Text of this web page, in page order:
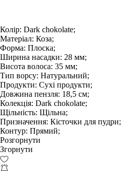
Колір: Dark chokolate;
Матеріал: Коза;
Форма: Плоска;
Ширина насадки: 28 мм;
Висота волоса: 35 мм;
Тип ворсу: Натуральний;
Продукти: Сухі продукти;
Довжина пензля: 18,5 см;
Колекція: Dark chokolate;
Щільність: Щільна;
Призначення: Кісточки для пудри;
Контур: Прямий;
Розгорнути
Згорнути